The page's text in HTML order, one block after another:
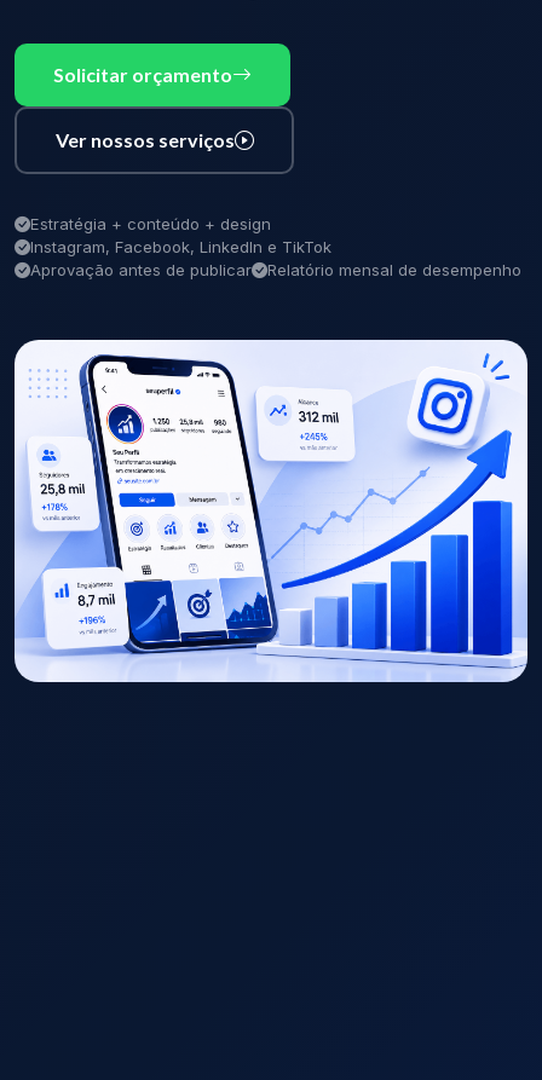
Solicitar orçamento
Ver nossos serviços
Estratégia + conteúdo + design
Instagram, Facebook, LinkedIn e TikTok
Aprovação antes de publicar
Relatório mensal de desempenho